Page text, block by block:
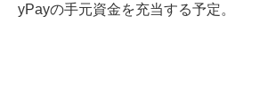
yPayの手元資金を充当する予定。